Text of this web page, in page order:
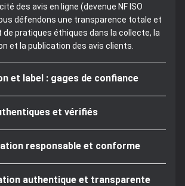
des avis en ligne (devenue NF ISO
défendons une transparence totale et
de pratiques éthiques dans la collecte, la
et la publication des avis clients.
et label : gages de confiance
et vérifiés
responsable et conforme
authentique et transparente